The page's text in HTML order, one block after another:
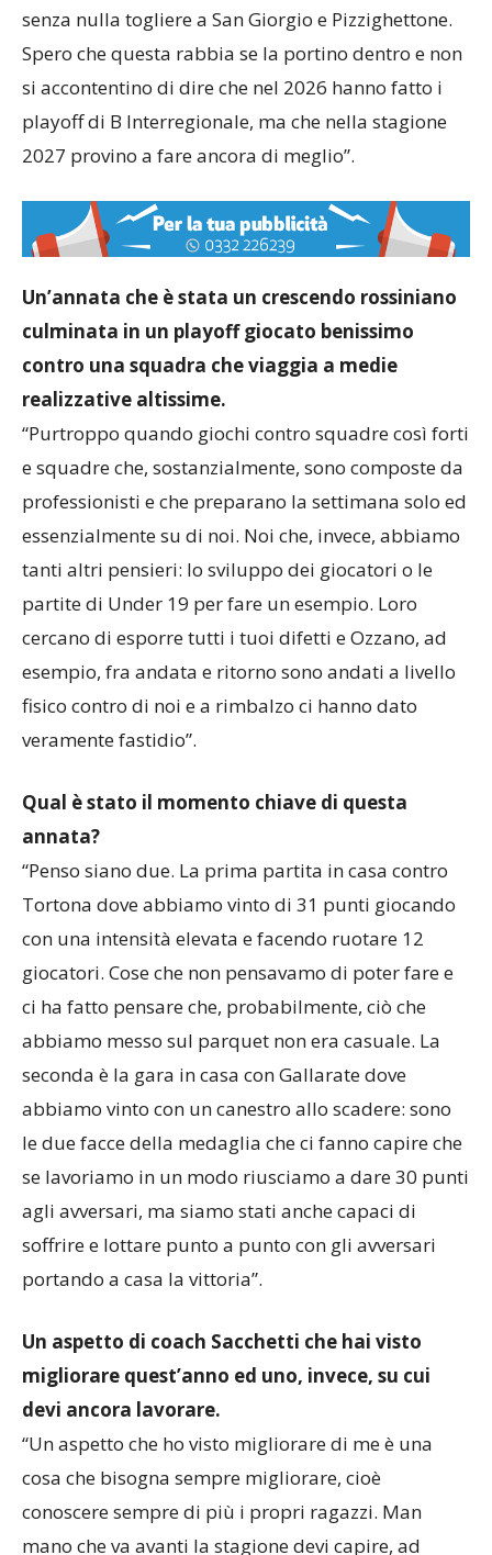
senza nulla togliere a San Giorgio e Pizzighettone.
Spero che questa rabbia se la portino dentro e non
si accontentino di dire che nel 2026 hanno fatto i
playoff di B Interregionale, ma che nella stagione
2027 provino a fare ancora di meglio”.
Un’annata che è stata un crescendo rossiniano
culminata in un playoff giocato benissimo
contro una squadra che viaggia a medie
“Purtroppo quando giochi contro squadre così forti
e squadre che, sostanzialmente, sono composte da
professionisti e che preparano la settimana solo ed
tanti altri pensieri: lo sviluppo dei giocatori o le
partite di Under 19 per fare un esempio. Loro
cercano di esporre tutti i tuoi difetti e Ozzano, ad
esempio, fra andata e ritorno sono andati a livello
Qual è stato il momento chiave di questa
“Penso siano due. La prima partita in casa contro
Tortona dove abbiamo vinto di 31 punti giocando
giocatori. Cose che non pensavamo di poter fare e
ci ha fatto pensare che, probabilmente, ciò che
abbiamo messo sul parquet non era casuale. La
seconda è la gara in casa con Gallarate dove
le due facce della medaglia che ci fanno capire che
se lavoriamo in un modo riusciamo a dare 30 punti
agli avversari, ma siamo stati anche capaci di
soffrire e lottare punto a punto con gli avversari
portando a casa la vittoria”.
Un aspetto di coach Sacchetti che hai visto
migliorare quest’anno ed uno, invece, su cui
“Un aspetto che ho visto migliorare di me è una
cosa che bisogna sempre migliorare, cioè
conoscere sempre di più i propri ragazzi. Man